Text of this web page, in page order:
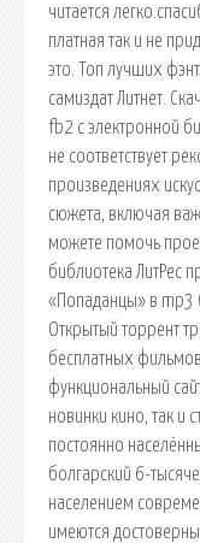
читается
платная так и не
это. Топ лучших
самиздат Литнет.
fb2 c электронной
не соответствует
произведениях
сюжета, включая
можете помочь
библиотека ЛитРес
«Попаданцы» в mp3
Открытый торрент
бесплатных
функциональный
новинки кино, так
постоянно
болгарский 6-
населением
имеются